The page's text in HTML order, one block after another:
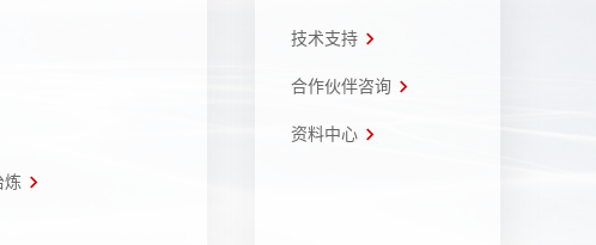
炼
技术支持
合作伙伴咨询
资料中心